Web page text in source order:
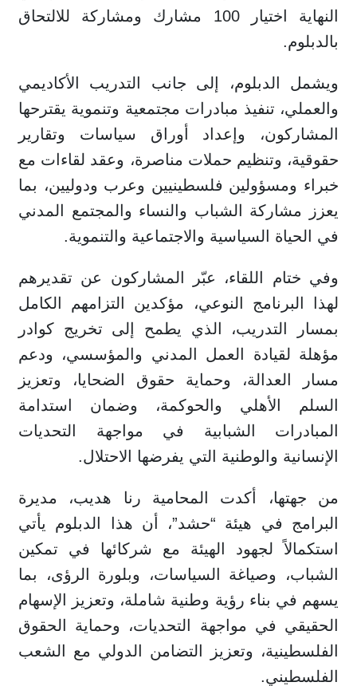
النهاية اختيار 100 مشارك ومشاركة للالتحاق
بالدبلوم.
ويشمل الدبلوم، إلى جانب التدريب الأكاديمي
والعملي، تنفيذ مبادرات مجتمعية وتنموية يقترحها
المشاركون، وإعداد أوراق سياسات وتقارير
حقوقية، وتنظيم حملات مناصرة، وعقد لقاءات مع
خبراء ومسؤولين فلسطينيين وعرب ودوليين، بما
يعزز مشاركة الشباب والنساء والمجتمع المدني
في الحياة السياسية والاجتماعية والتنموية.
وفي ختام اللقاء، عبّر المشاركون عن تقديرهم
لهذا البرنامج النوعي، مؤكدين التزامهم الكامل
بمسار التدريب، الذي يطمح إلى تخريج كوادر
مؤهلة لقيادة العمل المدني والمؤسسي، ودعم
مسار العدالة، وحماية حقوق الضحايا، وتعزيز
السلم الأهلي والحوكمة، وضمان استدامة
المبادرات الشبابية في مواجهة التحديات
الإنسانية والوطنية التي يفرضها الاحتلال.
من جهتها، أكدت المحامية رنا هديب، مديرة
البرامج في هيئة “حشد”، أن هذا الدبلوم يأتي
استكمالاً لجهود الهيئة مع شركائها في تمكين
الشباب، وصياغة السياسات، وبلورة الرؤى، بما
يسهم في بناء رؤية وطنية شاملة، وتعزيز الإسهام
الحقيقي في مواجهة التحديات، وحماية الحقوق
الفلسطينية، وتعزيز التضامن الدولي مع الشعب
الفلسطيني.